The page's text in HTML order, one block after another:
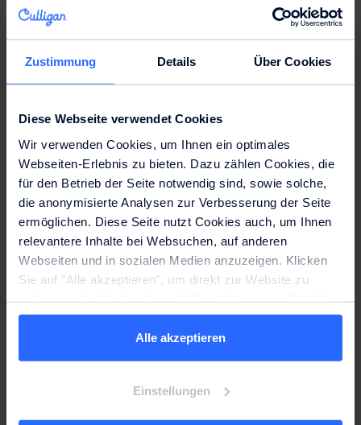
Zustimmung Details Über Cookies
Diese Webseite verwendet Cookies
Wir verwenden Cookies, um Ihnen ein optimales
Webseiten-Erlebnis zu bieten. Dazu zählen Cookies, die
für den Betrieb der Seite notwendig sind, sowie solche,
die anonymisierte Analysen zur Verbesserung der Seite
ermöglichen. Diese Seite nutzt Cookies auch, um Ihnen
relevantere Inhalte bei Websuchen, auf anderen
Webseiten und in sozialen Medien anzuzeigen. Klicken
Sie auf "Alle akzeptieren", um direkt zur Website zu
um detaillierte Beschreibungen der eingesetzten Cookies
anzuzeigen und zu verwalten. Weitere Informationen
finden Sie auf der Seite
Alle akzeptieren
Einstellungen
So einfach werden Sie
Kunde
1. Persönliche Beratung
Unsere Experten nehmen sich die Zeit für das
persönliche Gespräch. Gemeinsam finden wir mit
Ihnen die perfekt passende Trinklösung für Sie.
2. Lieferung & Installation
Unsere Servicetechniker kümmern sich um
Lieferung und Installation Ihres Wunschgeräts.
3. Sorglos genießen
Sollte es doch mal zu Problemen mit ihrem Gerät
Team stellt sicher, dass Sie jederzeit frisches
Wasser zur Verfügung haben.